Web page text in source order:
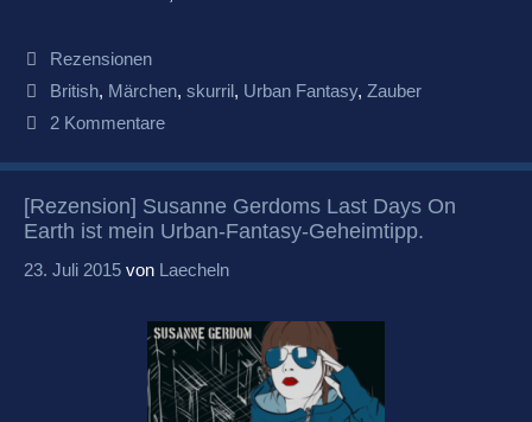
Kategorien
Rezensionen
Schlagwörter
British, Märchen, skurril, Urban Fantasy, Zauber
2 Kommentare
[Rezension] Susanne Gerdoms Last Days On
Earth ist mein Urban-Fantasy-Geheimtipp.
23. Juli 2015 von Laecheln